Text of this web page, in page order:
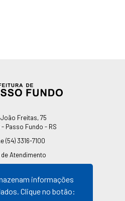
informações
Clique no botão:
João Freitas, 75
Passo Fundo - RS
(54) 3316-7100
Atendimento
541 7100